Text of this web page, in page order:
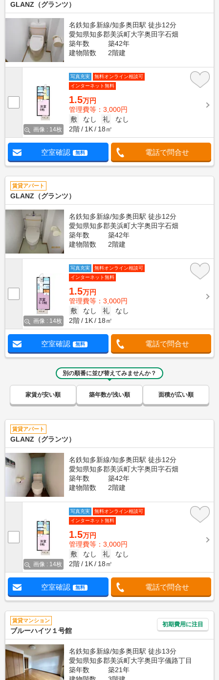
GLANZ（グランツ）
名鉄知多新線/知多奥田駅 徒歩12分
愛知県知多郡美浜町大字奥田字石畑
築年数
築42年
建物階数
2階建
画像 : 14枚
写真充実
無料オンライン相談可
インターネット無料
1.5万円
管理費等：3,000円
敷
なし 礼
なし
2階
1K 18㎡
空室確認 無料 電話で問合せ
賃貸アパート
GLANZ（グランツ）
名鉄知多新線/知多奥田駅 徒歩12分
愛知県知多郡美浜町大字奥田字石畑
築年数
築42年
建物階数
2階建
画像 : 14枚
写真充実
無料オンライン相談可
インターネット無料
1.5万円
管理費等：3,000円
敷
なし 礼
なし
2階
1K 18㎡
空室確認 無料 電話で問合せ
別の順番に並び替えてみませんか？
家賃が安い順 築年数が浅い順 面積が広い順
賃貸アパート
GLANZ（グランツ）
名鉄知多新線/知多奥田駅 徒歩12分
愛知県知多郡美浜町大字奥田字石畑
築年数
築42年
建物階数
2階建
画像 : 14枚
写真充実
無料オンライン相談可
インターネット無料
1.5万円
管理費等：3,000円
敷
なし 礼
なし
2階
1K 18㎡
空室確認 無料 電話で問合せ
賃貸マンション
ブルーハイツ１号館
初期費用に注目
名鉄知多新線/知多奥田駅 徒歩13分
愛知県知多郡美浜町大字奥田字儀路丁目
築年数
築21年